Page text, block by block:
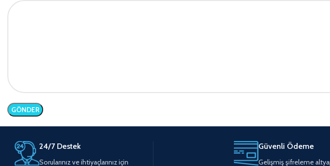
24/7 Destek
Sorularınız ve ihtiyaçlarınız için
Güvenli Ödeme
Gelişmiş şifreleme